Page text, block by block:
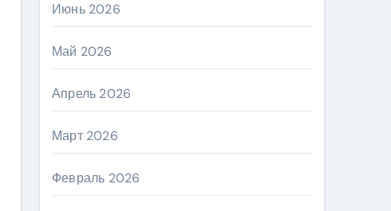
Июнь 2026
Май 2026
Апрель 2026
Март 2026
Февраль 2026